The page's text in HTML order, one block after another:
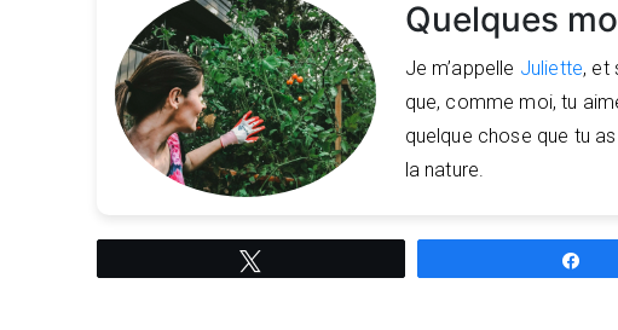
Quelques
Je m’appelle Juliette, et
que, comme moi, tu
quelque chose que tu
la nature.